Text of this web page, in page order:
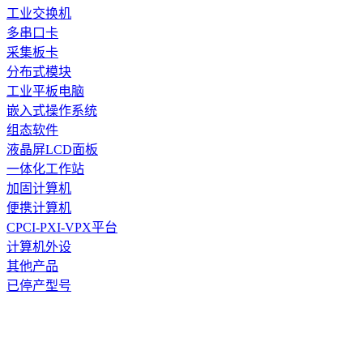
工业交换机
多串口卡
采集板卡
分布式模块
工业平板电脑
嵌入式操作系统
组态软件
液晶屏LCD面板
一体化工作站
加固计算机
便携计算机
CPCI-PXI-VPX平台
计算机外设
其他产品
已停产型号